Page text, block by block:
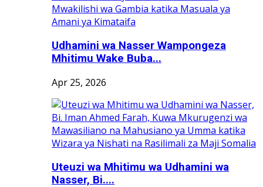
Udhamini wa Nasser Wampongeza
Mhitimu Wake Buba...
Apr 25, 2026
Uteuzi wa Mhitimu wa Udhamini wa
Nasser, Bi....